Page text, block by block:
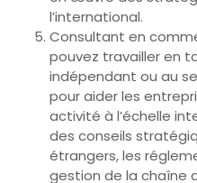
l’international.
Consultant en
pouvez travailler en
indépendant ou au
pour aider les
activité à l’échelle
des conseils
étrangers, les
gestion de la chaîne